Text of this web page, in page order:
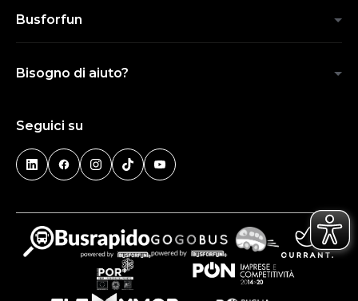
Busforfun
Bisogno di aiuto?
Seguici su